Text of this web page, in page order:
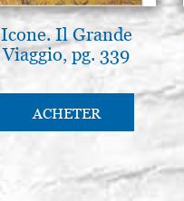
Icone. Il Grande
Viaggio, pg. 339
ACHETER